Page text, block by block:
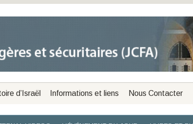
d’Israël Informations et liens Nous Contacter